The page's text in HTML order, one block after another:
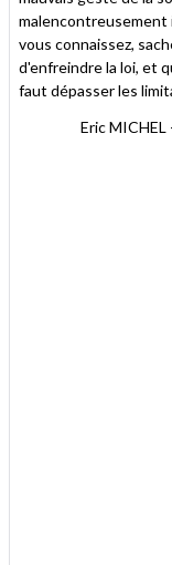
malencontreusement
vous connaissez,
d'enfreindre la loi, et
faut dépasser les
Eric